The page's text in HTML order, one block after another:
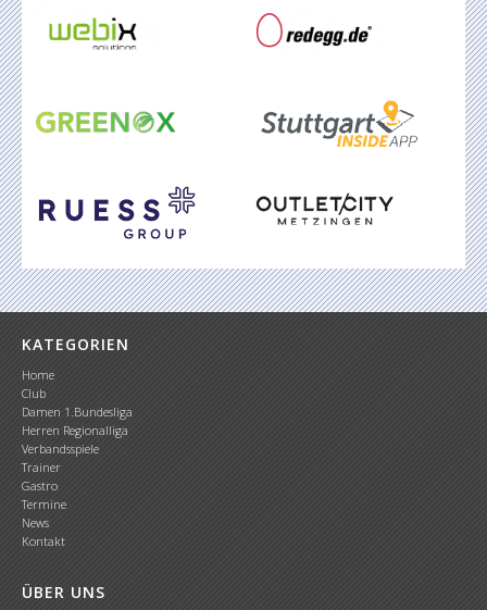
KATEGORIEN
Home
Club
Damen 1.Bundesliga
Herren Regionalliga
Verbandsspiele
Trainer
Gastro
Termine
News
Kontakt
ÜBER UNS